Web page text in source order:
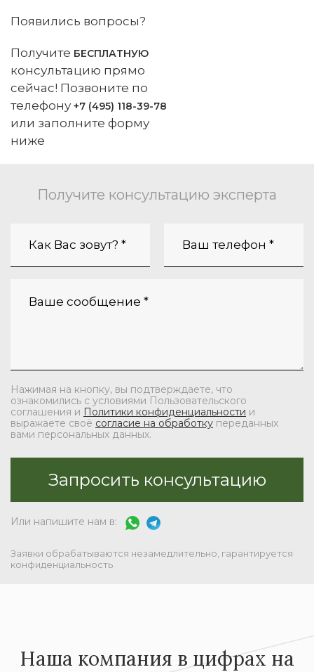
Появились вопросы?
Получите БЕСПЛАТНУЮ
консультацию прямо
сейчас! Позвоните по
телефону +7 (495) 118-39-78
или заполните форму
ниже
Получите консультацию эксперта
Нажимая на кнопку, вы подтверждаете, что
ознакомились с условиями Пользовательского
соглашения и Политики конфиденциальности и
выражаете своё согласие на обработкупереданных
вами персональных данных.
Или напишите нам в:
Заявки обрабатываются незамедлительно, гарантируется
конфиденциальность
Наша компания в цифрах на